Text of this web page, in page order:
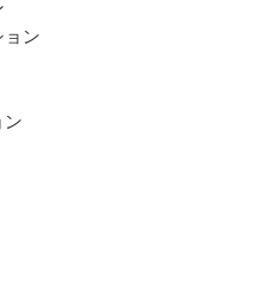
ョン
ン